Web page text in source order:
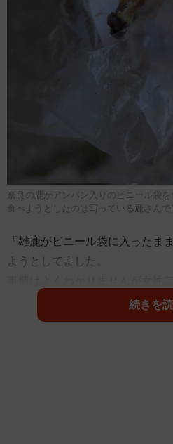
奈良の鹿がアンパン入りのビニール袋
食べようとしたのは写っている鹿さん
「雄鹿がビニール袋に入ったま
ようとしてました。
しまったようでした。何とか取
食べてしまってたらと思うとゾ
続きを